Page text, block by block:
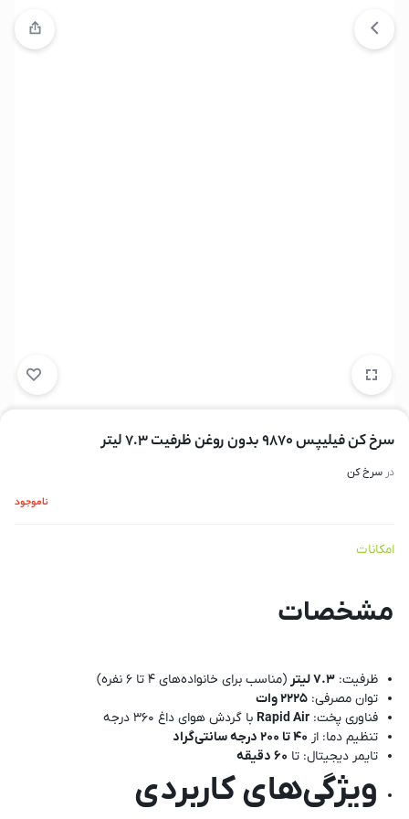
سرخ کن فیلیپس 9870 بدون روغن ظرفیت ۷.۳ لیتر
در سرخ کن
ناموجود
امکانات
مشخصات
ظرفیت:۷.۳ لیتر
(مناسب برای خانواده‌های ۴ تا ۶ نفره)
توان مصرفی:۲۲۲۵ وات
فناوری پخت:Rapid Air با گردش هوای داغ ۳۶۰ درجه
تنظیم دما: از ۴۰ تا ۲۰۰ درجه سانتی‌گراد
تایمر دیجیتال: تا ۶۰ دقیقه
ویژگی‌های کاربردی